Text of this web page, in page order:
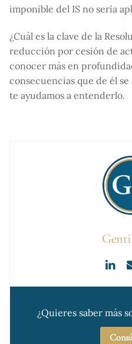
imponible del IS no sería
¿Cuál es la clave de la
reducción por cesión de
conocer más en
consecuencias que de él
te ayudamos a entenderlo.
¿Quieres saber más